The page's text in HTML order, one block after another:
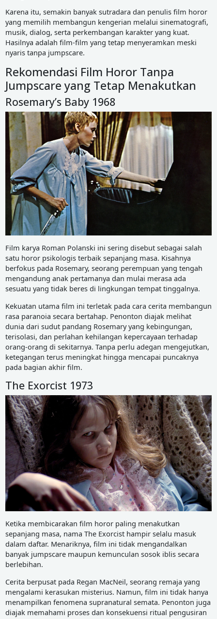
Karena itu, semakin banyak sutradara dan penulis film horor
yang memilih membangun kengerian melalui sinematografi,
musik, dialog, serta perkembangan karakter yang kuat.
Hasilnya adalah film-film yang tetap menyeramkan meski
nyaris tanpa jumpscare.
Rekomendasi Film Horor Tanpa
Jumpscare yang Tetap Menakutkan
Rosemary’s Baby 1968
Film karya Roman Polanski ini sering disebut sebagai salah
satu horor psikologis terbaik sepanjang masa. Kisahnya
berfokus pada Rosemary, seorang perempuan yang tengah
mengandung anak pertamanya dan mulai merasa ada
sesuatu yang tidak beres di lingkungan tempat tinggalnya.
Kekuatan utama film ini terletak pada cara cerita membangun
rasa paranoia secara bertahap. Penonton diajak melihat
dunia dari sudut pandang Rosemary yang kebingungan,
terisolasi, dan perlahan kehilangan kepercayaan terhadap
orang-orang di sekitarnya. Tanpa perlu adegan mengejutkan,
ketegangan terus meningkat hingga mencapai puncaknya
pada bagian akhir film.
The Exorcist 1973
Ketika membicarakan film horor paling menakutkan
sepanjang masa, nama The Exorcist hampir selalu masuk
dalam daftar. Menariknya, film ini tidak mengandalkan
banyak jumpscare maupun kemunculan sosok iblis secara
berlebihan.
Cerita berpusat pada Regan MacNeil, seorang remaja yang
mengalami kerasukan misterius. Namun, film ini tidak hanya
menampilkan fenomena supranatural semata. Penonton juga
diajak memahami proses dan konsekuensi ritual pengusiran